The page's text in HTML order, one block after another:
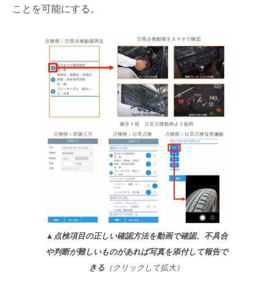
ことを可能にする。
▲ 点検項目の正しい確認方法を動画で確認、不具合
や判断が難しいものがあれば写真を添付して報告で
きる （クリックして拡大）